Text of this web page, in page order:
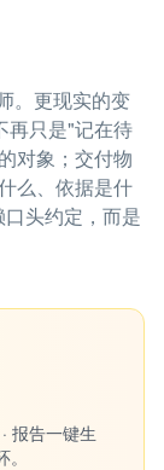
。更现实的变
再只是"记在待
对象；交付物
么、依据是什
头约定，而是
报告一键生